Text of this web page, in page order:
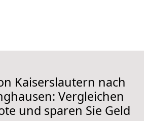
Kaiserslautern nach
Vergleichen
und sparen Sie Geld